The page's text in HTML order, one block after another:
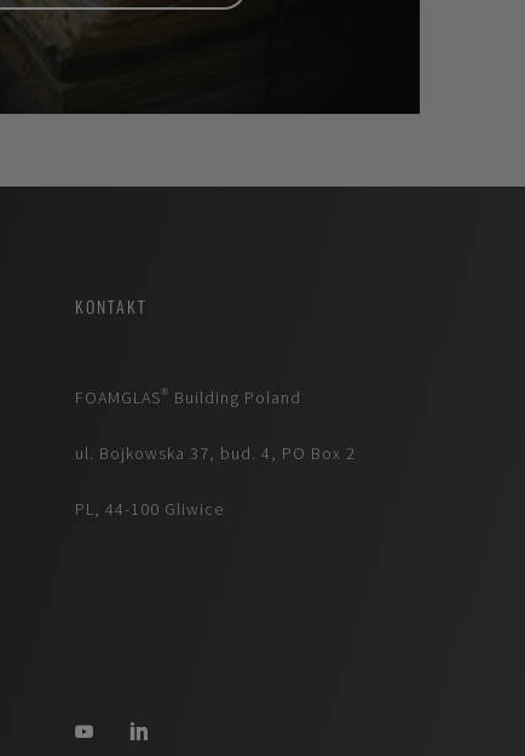
KONTAKT
FOAMGLAS® Building Poland
ul. Bojkowska 37, bud. 4, PO Box 2
PL, 44-100 Gliwice